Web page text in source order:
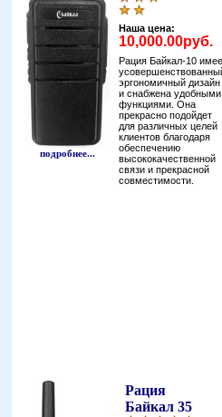
подробнее...
Наша цена:
10,000.00руб.
Рация Байкал-10
эргономичный дизайн
и снабжена удобными
функциями. Она
прекрасно подойдет
для различных целей
клиентов благодаря
обеспечению
высококачественной
связи и прекрасной
совместимости.
Рация
Байкал 35